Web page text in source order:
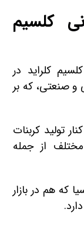
کلسیم
کلراید در
و صنعتی، که بر
تولید کربنات
از جمله
که هم در بازار